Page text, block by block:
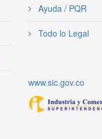
Ayuda / PQR
Todo lo Legal
www.sic.gov.co